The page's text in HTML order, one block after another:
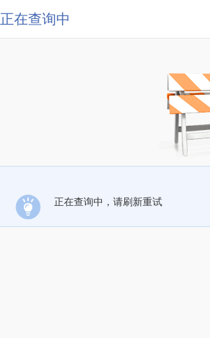
正在查询中
正在查询中，请刷新重试